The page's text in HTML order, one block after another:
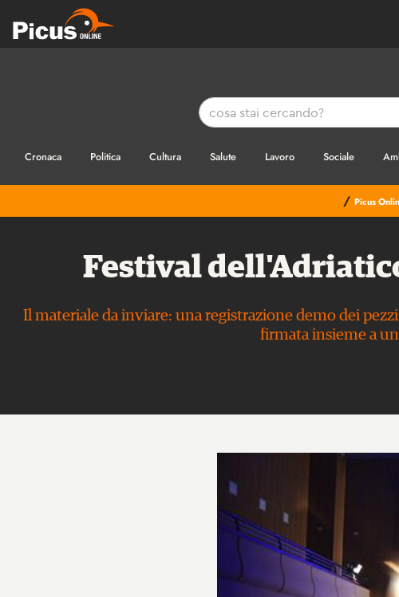
Cronaca Politica Cultura Salute Lavoro Sociale
/ Picus
Festival
Il materiale da inviare: una registrazione demo dei
firmata insieme a